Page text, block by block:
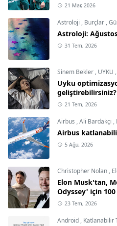
21 Mar, 2026
Astroloji , Burçlar ,
Astroloji:
31 Tem, 2026
Sinem Bekler , UYKU ,
Uyku
geliştirebilirsiniz?
21 Tem, 2026
Airbus ,Ali Bardakçı ,
Airbus
5 Ağu, 2026
Christopher Nolan ,
Elon Musk'tan,
Odyssey' için
23 Tem, 2026
Android , Katlanabilir